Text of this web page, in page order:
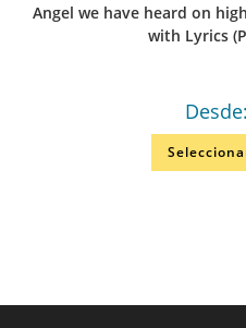
Angel we have heard on
with Lyrics
Desde: